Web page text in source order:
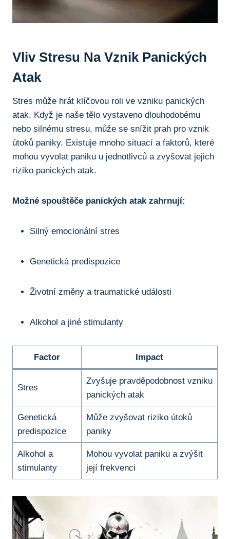
Vliv Stresu Na Vznik Panických
Atak
Stres může hrát klíčovou roli ve vzniku panických
atak. Když je naše tělo vystaveno dlouhodobému
nebo silnému stresu, může se snížit prah pro vznik
útoků paniky. Existuje mnoho situací a faktorů, které
mohou vyvolat paniku u jednotlivců a zvyšovat jejich
riziko panických atak.
Možné spouštěče panických atak zahrnují:
Silný emocionální stres
Genetická predispozice
Životní změny a traumatické události
Alkohol a jiné stimulanty
Factor Impact
Stres
Zvyšuje pravděpodobnost vzniku
panických atak
Genetická
predispozice
Může zvyšovat riziko útoků
paniky
Alkohol a
stimulanty
Mohou vyvolat paniku a zvýšit
její frekvenci